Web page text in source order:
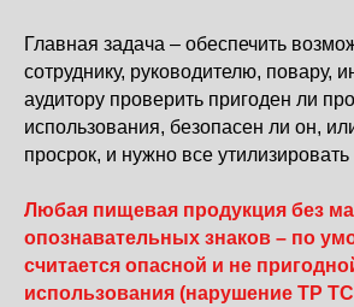
Главная задача – обеспечить
сотруднику, руководителю, повару,
аудитору проверить пригоден ли
использования, безопасен ли он,
просрок, и нужно все утилизировать
Любая пищевая продукция без
опознавательных знаков – по
считается опасной и не
использования (нарушение ТР